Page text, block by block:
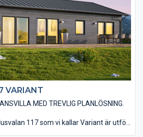
olika träpaneltyper, takbeläggningar,
skapa just din husdröm.
VARIANT
MED TREVLIG PLANLÖSNING.
117 som vi kallar Variant är utfört